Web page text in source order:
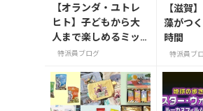
【オランダ・ユトレ
ヒト】子どもから大
人まで楽しめるミッ
フィーミュージア
フィースポットもご
紹介
特派員ブログ
【滋賀
藻がつ
時間
特派員ブ